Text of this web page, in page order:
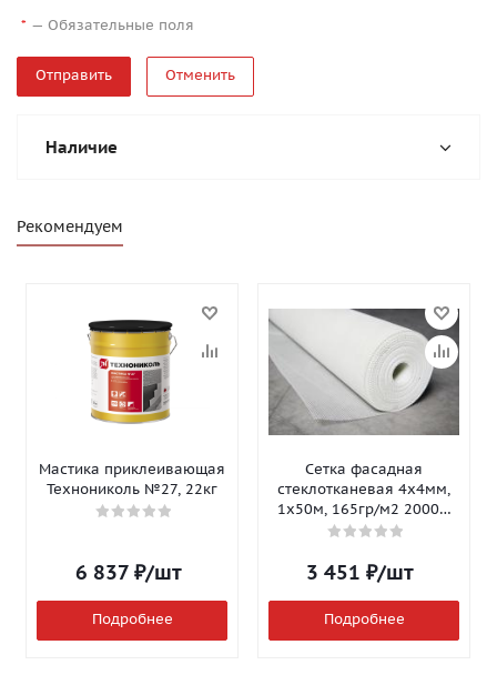
* — Обязательные поля
Отменить
Наличие
Рекомендуем
Мастика приклеивающая
Технониколь №27, 22кг
6 837₽/шт
Подробнее
Сетка фасадная
стеклотканевая 4х4мм,
1х50м, 165гр/м2 2000Н
Isomax-165
3 451 ₽/шт
Подробнее